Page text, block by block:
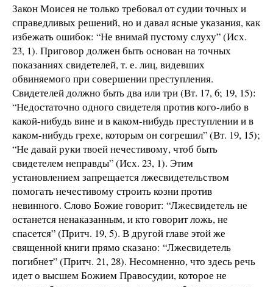
Закон Моисея не только требовал от судии точных и
справедливых решений, но и давал ясные указания, как
избежать ошибок: “Не внимай пустому слуху” (Исх.
23, 1). Приговор должен быть основан на точных
показаниях свидетелей, т. е. лиц, видевших
обвиняемого при совершении преступления.
Свидетелей должно быть два или три (Вт. 17, 6; 19, 15):
“Недостаточно одного свидетеля против кого-либо в
какой-нибудь вине и в каком-нибудь преступлении и в
каком-нибудь грехе, которым он согрешил” (Вт. 19, 15);
“Не давай руки твоей нечестивому, чтоб быть
свидетелем неправды” (Исх. 23, 1). Этим
установлением запрещается лжесвидетельством
помогать нечестивому строить козни против
невинного. Слово Божие говорит: “Лжесвидетель не
останется ненаказанным, и кто говорит ложь, не
спасется” (Притч. 19, 5). В другой главе этой же
священной книги прямо сказано: “Лжесвидетель
погибнет” (Притч. 21, 28). Несомненно, что здесь речь
идет о высшем Божием Правосудии, которое не